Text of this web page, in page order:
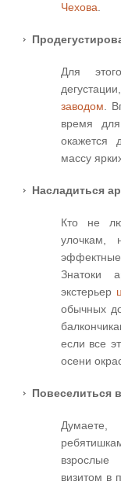
Чехова.
Для
заводом.
время
окажется
массу
Насладиться
Кто не
улочкам,
Знатоки
экстерьер
обычных
если все
осени
Повеселиться
визитом в